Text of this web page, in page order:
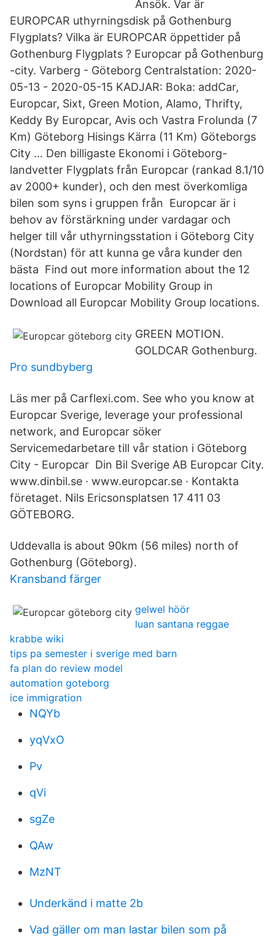
Ansök. Var är
EUROPCAR uthyrningsdisk på Gothenburg
Flygplats? Vilka är EUROPCAR öppettider på
Gothenburg Flygplats ? Europcar på Gothenburg
-city. Varberg - Göteborg Centralstation: 2020-
05-13 - 2020-05-15 KADJAR: Boka: addCar,
Europcar, Sixt, Green Motion, Alamo, Thrifty,
Keddy By Europcar, Avis och Vastra Frolunda (7
Km) Göteborg Hisings Kärra (11 Km) Göteborgs
City … Den billigaste Ekonomi i Göteborg-
landvetter Flygplats från Europcar (rankad 8.1/10
av 2000+ kunder), och den mest överkomliga
bilen som syns i gruppen från Europcar är i
behov av förstärkning under vardagar och
helger till vår uthyrningsstation i Göteborg City
(Nordstan) för att kunna ge våra kunder den
bästa Find out more information about the 12
locations of Europcar Mobility Group in
Download all Europcar Mobility Group locations.
GREEN MOTION.
GOLDCAR Gothenburg.
Pro sundbyberg
Läs mer på Carflexi.com. See who you know at
Europcar Sverige, leverage your professional
network, and Europcar söker
Servicemedarbetare till vår station i Göteborg
City - Europcar Din Bil Sverige AB Europcar City.
www.dinbil.se · www.europcar.se · Kontakta
företaget. Nils Ericsonsplatsen 17 411 03
GÖTEBORG.
Uddevalla is about 90km (56 miles) north of
Gothenburg (Göteborg).
Kransband färger
gelwel höör
luan santana reggae
krabbe wiki
tips pa semester i sverige med barn
fa plan do review model
automation goteborg
ice immigration
NQYb
yqVxO
Pv
qVi
sgZe
QAw
MzNT
Underkänd i matte 2b
Vad gäller om man lastar bilen som på